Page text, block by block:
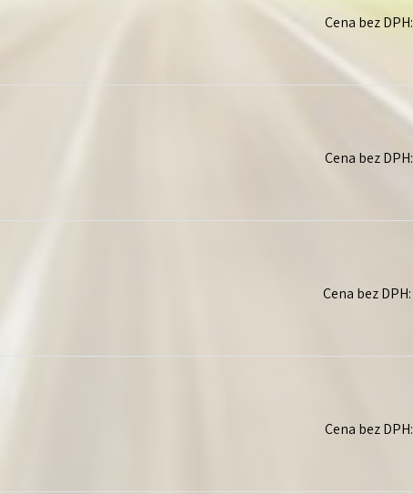
Cena bez DPH:
Cena bez DPH:
Cena bez DPH:
Cena bez DPH: